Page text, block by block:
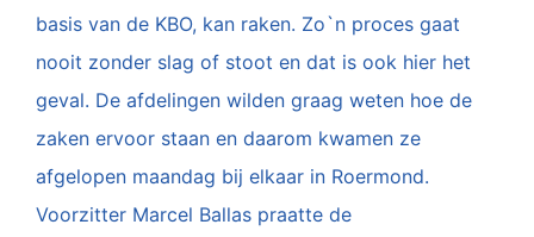
basis van de KBO, kan raken. Zo`n proces gaat
nooit zonder slag of stoot en dat is ook hier het
geval. De afdelingen wilden graag weten hoe de
zaken ervoor staan en daarom kwamen ze
afgelopen maandag bij elkaar in Roermond.
Voorzitter Marcel Ballas praatte de